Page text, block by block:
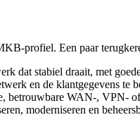
profiel. Een paar
dat stabiel draait, met
en de klantgegevens
betrouwbare WAN-, VPN-
moderniseren en